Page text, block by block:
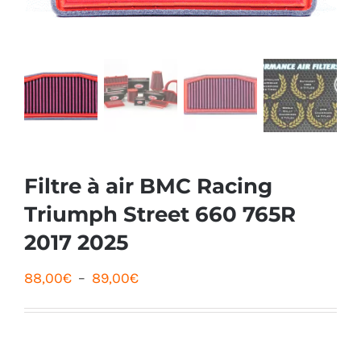
Filtre à air BMC Racing
Triumph Street 660 765R
2017 2025
88,00€ – 89,00€Plage